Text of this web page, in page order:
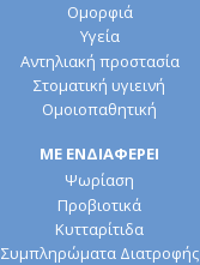
Ομορφιά
Υγεία
Αντηλιακή προστασία
Στοματική υγιεινή
Ομοιοπαθητική
ΜΕ ΕΝΔΙΑΦΕΡΕΙ
Ψωρίαση
Προβιοτικά
Κυτταρίτιδα
Συμπληρώματα Διατροφής